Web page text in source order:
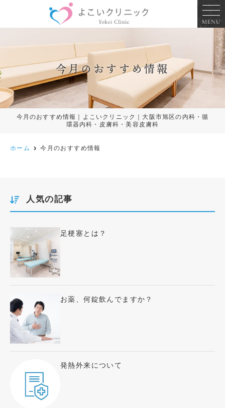
MENU
今月のおすすめ情報
今月のおすすめ情報｜よこいクリニック｜大阪市旭区の内科・循
環器内科・皮膚科・美容皮膚科
ホーム 今月のおすすめ情報
人気の記事
足梗塞とは？
お薬、何錠飲んでますか？
発熱外来について